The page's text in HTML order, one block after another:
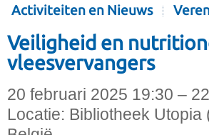
Activiteiten en Nieuws
Veiligheid en
vleesvervangers
20 februari 2025 19:30 –
Locatie: Bibliotheek Utopia